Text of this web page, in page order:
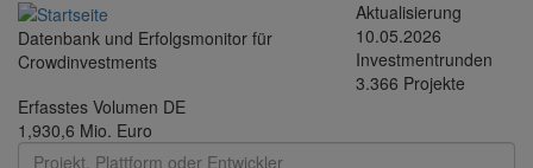
Direkt zum Inhalt
Datenbank und Erfolgsmonitor für
Crowdinvestments
Aktualisierung
10.05.2026
Investmentrunden
3.366 Projekte
Erfasstes Volumen DE
1,930,6 Mio. Euro